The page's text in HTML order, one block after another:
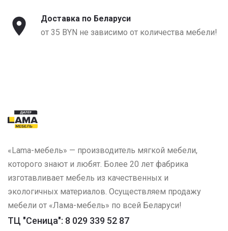
Доставка по Беларуси
от 35 BYN не зависимо от количества мебели!
«Lama-мебель» — производитель мягкой мебели,
которого знают и любят. Более 20 лет фабрика
изготавливает мебель из качественных и
экологичных материалов. Осуществляем продажу
мебели от «Лама-мебель» по всей Беларуси!
ТЦ "Сеница": 8 029 339 52 87